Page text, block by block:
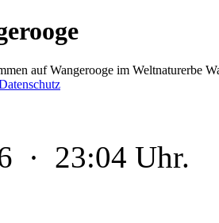
auf Wangerooge im Weltnaturerbe
· 23:04 Uhr.